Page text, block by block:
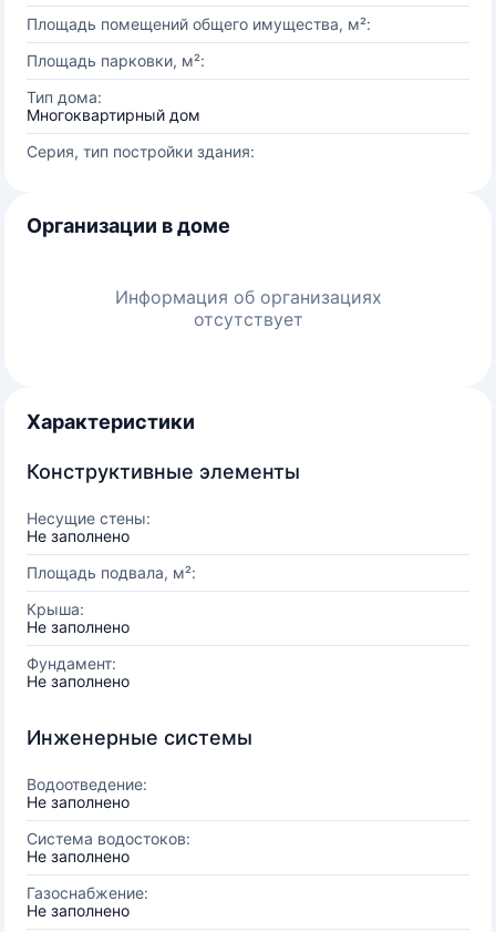
Площадь помещений общего имущества, м²:
Площадь парковки, м²:
Тип дома:
Многоквартирный дом
Серия, тип постройки здания:
Организации в доме
Информация об организациях
отсутствует
Характеристики
Конструктивные элементы
Несущие стены:
Не заполнено
Площадь подвала, м²:
Крыша:
Не заполнено
Фундамент:
Не заполнено
Инженерные системы
Водоотведение:
Не заполнено
Система водостоков:
Не заполнено
Газоснабжение:
Не заполнено